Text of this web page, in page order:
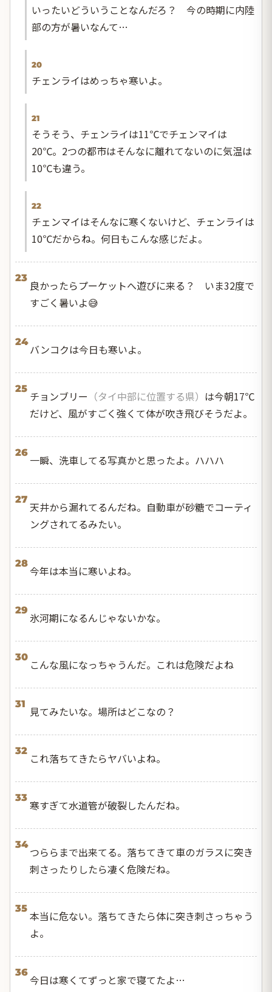
いったいどういうことなんだろ？ 今の時期に内陸
部の方が暑いなんて…
20
チェンライはめっちゃ寒いよ。
21
そうそう、チェンライは11℃でチェンマイは
20℃。2つの都市はそんなに離れてないのに気温は
10℃も違う。
22
チェンマイはそんなに寒くないけど、チェンライは
10℃だからね。何日もこんな感じだよ。
23
良かったらプーケットへ遊びに来る？ いま32度で
すごく暑いよ😅
24
バンコクは今日も寒いよ。
25
チョンブリー （タイ中部に位置する県） は今朝17℃
だけど、風がすごく強くて体が吹き飛びそうだよ。
26
一瞬、洗車してる写真かと思ったよ。ハハハ
27
天井から漏れてるんだね。自動車が砂糖でコーティ
ングされてるみたい。
28
今年は本当に寒いよね。
29
氷河期になるんじゃないかな。
30
こんな風になっちゃうんだ。これは危険だよね
31
見てみたいな。場所はどこなの？
32
これ落ちてきたらヤバいよね。
33
寒すぎて水道管が破裂したんだね。
34
つららまで出来てる。落ちてきて車のガラスに突き
刺さったりしたら凄く危険だね。
35
本当に危ない。落ちてきたら体に突き刺さっちゃう
よ。
36
今日は寒くてずっと家で寝てたよ…